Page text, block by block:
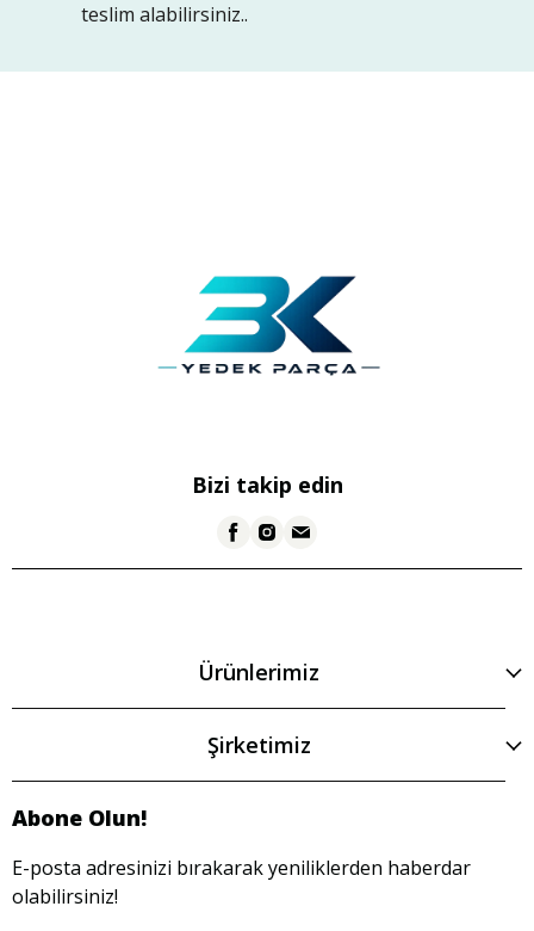
teslim alabilirsiniz..
Bizi takip edin
Ürünlerimiz
Şirketimiz
Abone Olun!
E-posta adresinizi bırakarak yeniliklerden haberdar
olabilirsiniz!